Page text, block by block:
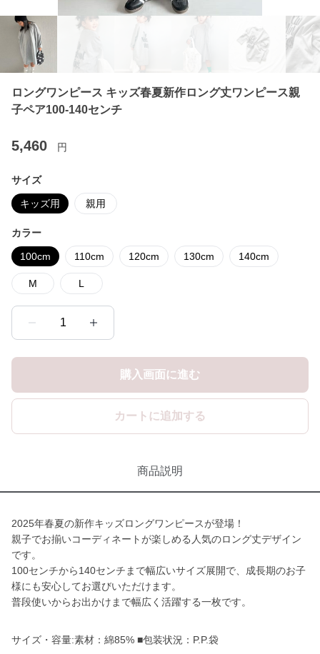
ロングワンピース キッズ春夏新作ロング丈ワンピース親
子ペア100-140センチ
5,460 円
サイズ
キッズ用 親用
カラー
100cm 110cm 120cm 130cm 140cm
M L
1
購入画面に進む
カートに追加する
商品説明
2025年春夏の新作キッズロングワンピースが登場！
親子でお揃いコーディネートが楽しめる人気のロング丈デザイン
です。
100センチから140センチまで幅広いサイズ展開で、成長期のお子
様にも安心してお選びいただけます。
普段使いからお出かけまで幅広く活躍する一枚です。
サイズ・容量:素材：綿85% ■包装状況：P.P.袋